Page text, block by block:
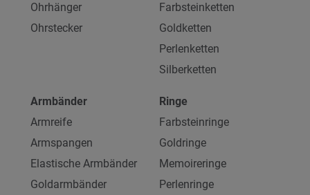
Ohrhänger
Ohrstecker
Farbsteinketten
Goldketten
Perlenketten
Silberketten
Armbänder
Armreife
Armspangen
Elastische Armbänder
Goldarmbänder
Ringe
Farbsteinringe
Goldringe
Memoireringe
Perlenringe